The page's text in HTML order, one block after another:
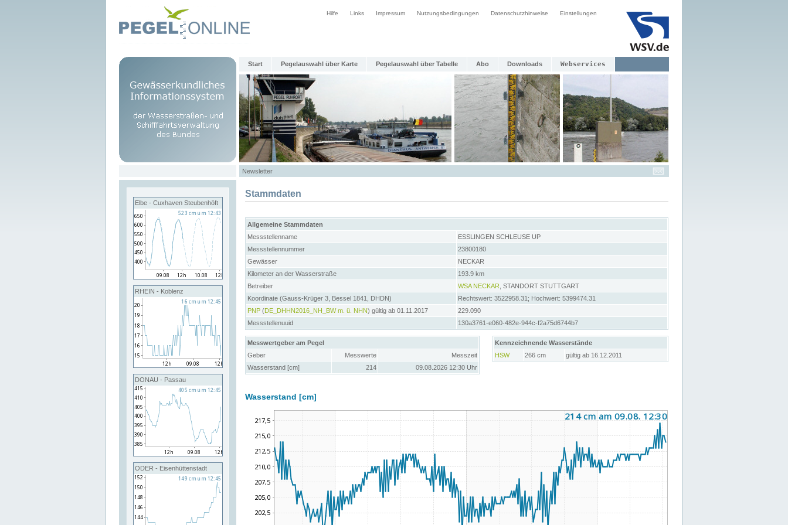
Hilfe Links Impressum Nutzungsbedingungen Datenschutzhinweise Einstellungen
Start Pegelauswahl über Karte Pegelauswahl über Tabelle Abo Downloads Webservices
Newsletter
Elbe - Cuxhaven Steubenhöft
RHEIN - Koblenz
DONAU - Passau
ODER - Eisenhüttenstadt
Stammdaten
Allgemeine Stammdaten
Messstellenname
ESSLINGEN SCHLEUSE UP
Messstellennummer
23800180
Gewässer
NECKAR
Kilometer an der Wasserstraße
193.9 km
Betreiber
WSA NECKAR , STANDORT STUTTGART
Koordinate (Gauss-Krüger 3, Bessel 1841, DHDN)
Rechtswert: 3522958.31; Hochwert: 5399474.31
PNP (DE_DHHN2016_NH_BW m. ü. NHN) gültig ab 01.11.2017
229.090
Messstellenuuid
130a3761-e060-482e-944c-f2a75d6744b7
Messwertgeber am Pegel
Geber
Messwerte
Messzeit
Wasserstand [cm]
214 09.08.2026 12:30 Uhr
Kennzeichnende Wasserstände
HSW
266 cm gültig ab 16.12.2011
Wasserstand [cm]